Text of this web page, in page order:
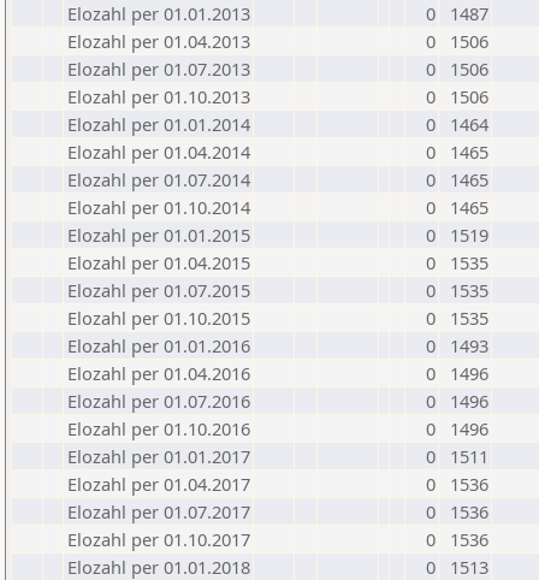
Elozahl per 01.01.2013
0
1487
Elozahl per 01.04.2013
0
1506
Elozahl per 01.07.2013
0
1506
Elozahl per 01.10.2013
0
1506
Elozahl per 01.01.2014
0
1464
Elozahl per 01.04.2014
0
1465
Elozahl per 01.07.2014
0
1465
Elozahl per 01.10.2014
0
1465
Elozahl per 01.01.2015
0
1519
Elozahl per 01.04.2015
0
1535
Elozahl per 01.07.2015
0
1535
Elozahl per 01.10.2015
0
1535
Elozahl per 01.01.2016
0
1493
Elozahl per 01.04.2016
0
1496
Elozahl per 01.07.2016
0
1496
Elozahl per 01.10.2016
0
1496
Elozahl per 01.01.2017
0
1511
Elozahl per 01.04.2017
0
1536
Elozahl per 01.07.2017
0
1536
Elozahl per 01.10.2017
0
1536
Elozahl per 01.01.2018
0
1513